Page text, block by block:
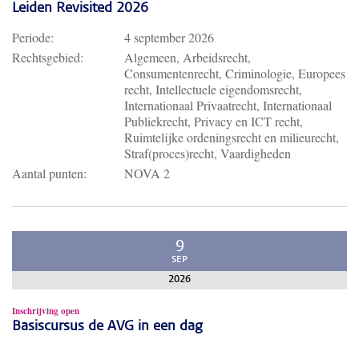
Leiden Revisited 2026
Periode:
4 september 2026
Rechtsgebied:
Algemeen, Arbeidsrecht,
Consumentenrecht, Criminologie, Europees
recht, Intellectuele eigendomsrecht,
Internationaal Privaatrecht, Internationaal
Publiekrecht, Privacy en ICT recht,
Ruimtelijke ordeningsrecht en milieurecht,
Straf(proces)recht, Vaardigheden
Aantal punten:
NOVA 2
9
SEP
2026
Inschrijving open
Basiscursus de AVG in een dag